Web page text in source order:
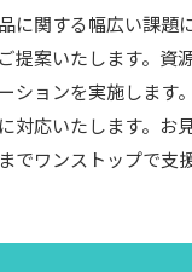
に関する幅広い課題
提案いたします。資
ションを実施します
対応いたします。お
でワンストップで支